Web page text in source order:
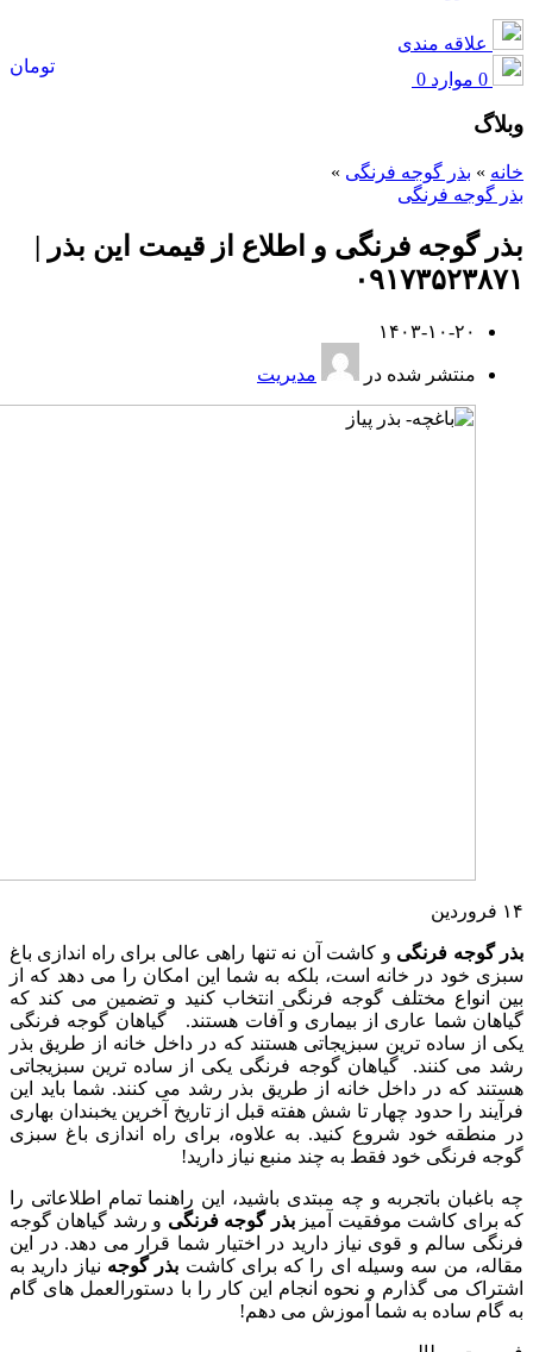
علاقه مندی
0 موارد 0
تومان
وبلاگ
خانه » بذر گوجه فرنگی »
بذر گوجه فرنگی
بذر گوجه فرنگی و اطلاع از قیمت این بذر |
۰۹۱۷۳۵۲۳۸۷۱
۱۴۰۳-۱۰-۲۰
منتشر شده در مدیریت
۱۴ فروردین
بذر گوجه فرنگی و کاشت آن نه تنها راهی عالی برای راه اندازی باغ
سبزی خود در خانه است، بلکه به شما این امکان را می دهد که از
بین انواع مختلف گوجه فرنگی انتخاب کنید و تضمین می کند که
گیاهان شما عاری از بیماری و آفات هستند. گیاهان گوجه فرنگی
یکی از ساده ترین سبزیجاتی هستند که در داخل خانه از طریق بذر
رشد می کنند. گیاهان گوجه فرنگی یکی از ساده ترین سبزیجاتی
هستند که در داخل خانه از طریق بذر رشد می کنند. شما باید این
فرآیند را حدود چهار تا شش هفته قبل از تاریخ آخرین یخبندان بهاری
در منطقه خود شروع کنید. به علاوه، برای راه اندازی باغ سبزی
گوجه فرنگی خود فقط به چند منبع نیاز دارید!
چه باغبان باتجربه و چه مبتدی باشید، این راهنما تمام اطلاعاتی را
که برای کاشت موفقیت آمیزبذر گوجه فرنگی و رشد گیاهان گوجه
فرنگی سالم و قوی نیاز دارید در اختیار شما قرار می دهد. در این
مقاله، من سه وسیله ای را که برای کاشت بذر گوجه نیاز دارید به
اشتراک می گذارم و نحوه انجام این کار را با دستورالعمل های گام
به گام ساده به شما آموزش می دهم!